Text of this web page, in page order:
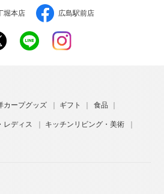
堀本店 広島駅前店
カープグッズ ギフト 食品
レディス キッチンリビング・美術